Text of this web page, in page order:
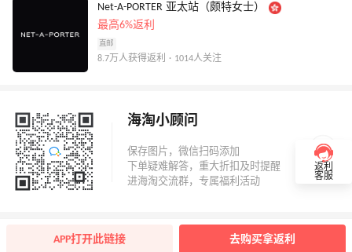
Net-A-PORTER 亚太站（颇特女士）
最高6%返利
直邮
8.7万人获得返利 · 1014人关注
海淘小顾问
返利
客服
APP打开此链接 去购买拿返利